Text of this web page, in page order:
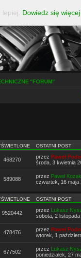
"FORUM"
OSTATNI POST
468270 przezPaweł
środa, 3 kwietnia
589088 przez Paweł Kozak
czwartek, 16 maja
OSTATNI POST
9520442 przez Lukasz
sobota, 2
478476 przezPaweł
wtorek, 1
677502 przez Lukasz
poniedziałek, 27
Dowiedz się więcej